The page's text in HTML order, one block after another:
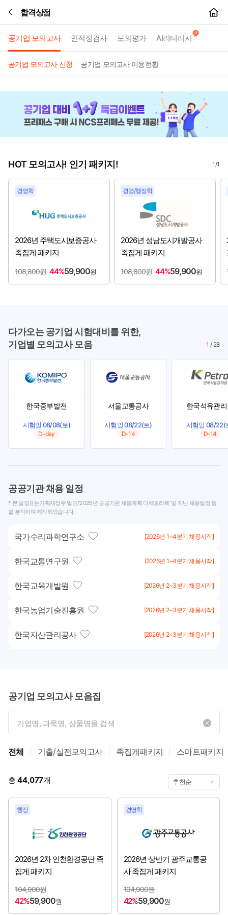
합격상점
공기업 모의고사 인적성검사 모의평가 AI리터러시
공기업 모의고사 신청 공기업 모의고사 이용현황
HOT 모의고사! 인기 패키지! 1/1
경영학
2026년 주택도시보증공사
족집게 패키지
108,800원 44%59,900원
경영/행정학
2026년 성남도시개발공사
족집게 패키지
108,800원 44%59,900원
다가오는 공기업 시험대비를 위한,
기업별 모의고사 모음
1 / 28
한국중부발전
시험일 08/08(토)
D-day
서울교통공사
시험일 08/22(토)
D-14
한국석유관
시험일 08/22(
D-14
공공기관 채용 일정
* 본 일정표는기획재정부 발표/‘2026년 공공기관 채용계획 디렉토리북’ 및 지난 채용일정 등
을 분석하여 제작되었습니다.
국가수리과학연구소 [2026년 1~4분기 채용시작]
한국교통연구원 [2026년 1~4분기 채용시작]
한국교육개발원 [2026년 2~3분기 채용시작]
한국농업기술진흥원 [2026년 2~3분기 채용시작]
한국자산관리공사 [2026년 2~3분기 채용시작]
한국해양진흥공사
KOEM 해양환경공단
울산항만공사 [2026년 3~4분기 채용시작]
인천국제공항공사 [2026년 3~4분기 채용시작]
국민연금공단
농림식품기술기획평가원 [2026년 3분기 채용시작]
대한무역투자진흥공사 [2026년 3분기 채용시작]
스포츠윤리센터 [2026년 3분기 채용시작]
공기업 모의고사 모음집
전체 기출/실전모의고사 족집게패키지 스마트패키지
총44,077개
행정
2026년 2차 인천환경공단 족
집게 패키지
104,900원
42%59,900원
경영학
2026년 상반기 광주교통공
사 족집게 패키지
104,900원
42%59,900원